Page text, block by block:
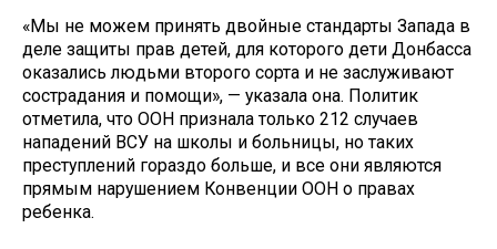
«Мы не можем принять двойные стандарты Запада в
деле защиты прав детей, для которого дети Донбасса
оказались людьми второго сорта и не заслуживают
сострадания и помощи​​​», — указала она. Политик
отметила, что ООН признала только 212 случаев
нападений ВСУ на школы и больницы, но таких
преступлений гораздо больше, и все они являются
прямым нарушением Конвенции ООН о правах
ребенка.